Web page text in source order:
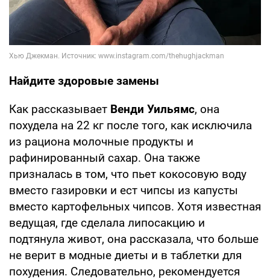
Найдите здоровые замены
Как рассказывает Венди Уильямс, она
похудела на 22 кг после того, как исключила
из рациона молочные продукты и
рафинированный сахар. Она также
призналась в том, что пьет кокосовую воду
вместо газировки и ест чипсы из капусты
вместо картофельных чипсов. Хотя известная
ведущая, где сделала липосакцию и
подтянула живот, она рассказала, что больше
не верит в модные диеты и в таблетки для
похудения. Следовательно, рекомендуется